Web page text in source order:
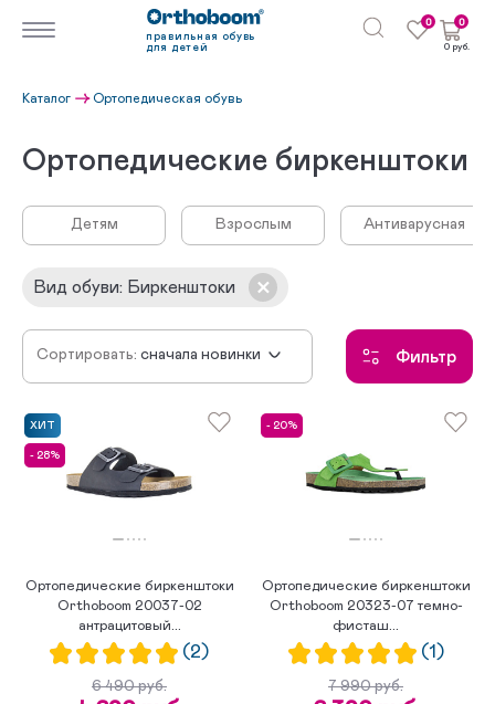
правильная обувь
для детей
0 0
0 руб.
Каталог Ортопедическая обувь
Ортопедические биркенштоки
Детям Взрослым Антиварусная
Вид обуви: Биркенштоки
Сортировать: сначала новинки
по возрастанию цены
по популярности
Фильтр
ХИТ
- 28%
Ортопедические биркенштоки
Orthoboom 20037-02
антрацитовый...
(2)
6 490 руб.
- 20%
Ортопедические биркенштоки
Orthoboom 20323-07 темно-
фисташ...
(1)
7 990 руб.